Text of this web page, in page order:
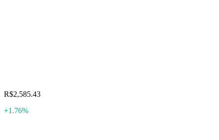
R$2,585.43
+1.76%